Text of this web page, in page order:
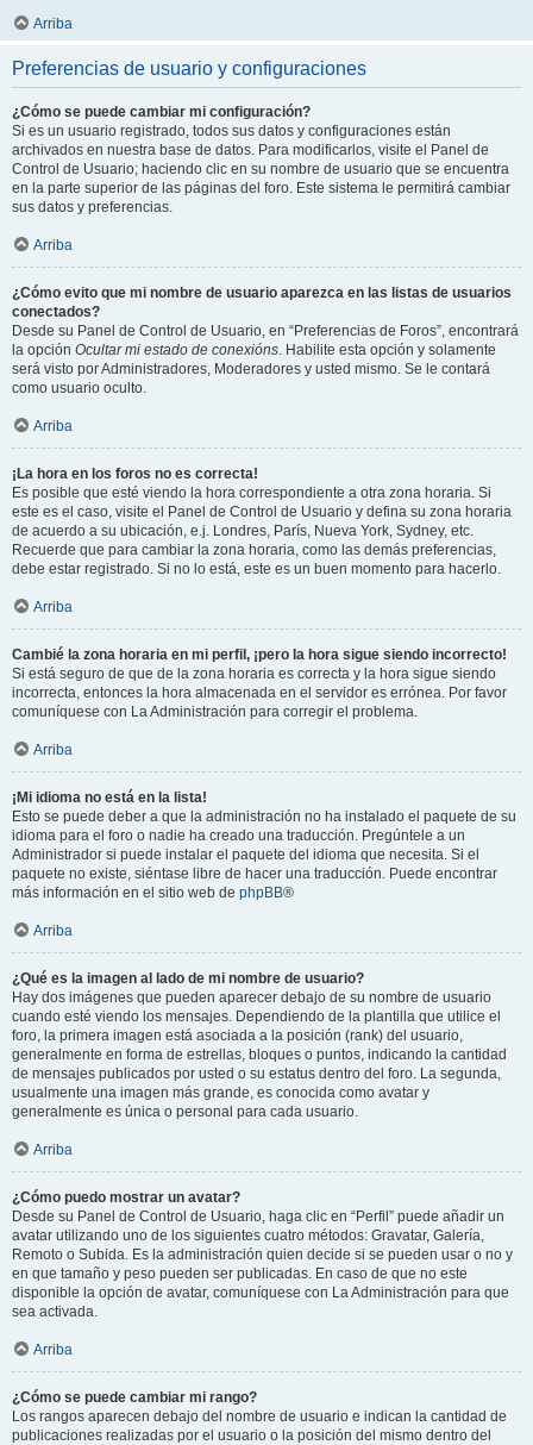
Arriba
Preferencias de usuario y configuraciones
¿Cómo se puede cambiar mi configuración?
Si es un usuario registrado, todos sus datos y configuraciones están
archivados en nuestra base de datos. Para modificarlos, visite el Panel de
Control de Usuario; haciendo clic en su nombre de usuario que se encuentra
en la parte superior de las páginas del foro. Este sistema le permitirá cambiar
sus datos y preferencias.
Arriba
¿Cómo evito que mi nombre de usuario aparezca en las listas de usuarios
conectados?
Desde su Panel de Control de Usuario, en “Preferencias de Foros”, encontrará
la opción Ocultar mi estado de conexións. Habilite esta opción y solamente
será visto por Administradores, Moderadores y usted mismo. Se le contará
como usuario oculto.
Arriba
¡La hora en los foros no es correcta!
Es posible que esté viendo la hora correspondiente a otra zona horaria. Si
este es el caso, visite el Panel de Control de Usuario y defina su zona horaria
de acuerdo a su ubicación, e.j. Londres, París, Nueva York, Sydney, etc.
Recuerde que para cambiar la zona horaria, como las demás preferencias,
debe estar registrado. Si no lo está, este es un buen momento para hacerlo.
Arriba
Cambié la zona horaria en mi perfil, ¡pero la hora sigue siendo incorrecto!
Si está seguro de que de la zona horaria es correcta y la hora sigue siendo
incorrecta, entonces la hora almacenada en el servidor es errónea. Por favor
comuníquese con La Administración para corregir el problema.
Arriba
¡Mi idioma no está en la lista!
Esto se puede deber a que la administración no ha instalado el paquete de su
idioma para el foro o nadie ha creado una traducción. Pregúntele a un
Administrador si puede instalar el paquete del idioma que necesita. Si el
paquete no existe, siéntase libre de hacer una traducción. Puede encontrar
más información en el sitio web de phpBB®
Arriba
¿Qué es la imagen al lado de mi nombre de usuario?
Hay dos imágenes que pueden aparecer debajo de su nombre de usuario
cuando esté viendo los mensajes. Dependiendo de la plantilla que utilice el
foro, la primera imagen está asociada a la posición (rank) del usuario,
generalmente en forma de estrellas, bloques o puntos, indicando la cantidad
de mensajes publicados por usted o su estatus dentro del foro. La segunda,
usualmente una imagen más grande, es conocida como avatar y
generalmente es única o personal para cada usuario.
Arriba
¿Cómo puedo mostrar un avatar?
Desde su Panel de Control de Usuario, haga clic en “Perfil” puede añadir un
avatar utilizando uno de los siguientes cuatro métodos: Gravatar, Galería,
Remoto o Subida. Es la administración quien decide si se pueden usar o no y
en que tamaño y peso pueden ser publicadas. En caso de que no este
disponible la opción de avatar, comuníquese con La Administración para que
sea activada.
Arriba
¿Cómo se puede cambiar mi rango?
Los rangos aparecen debajo del nombre de usuario e indican la cantidad de
publicaciones realizadas por el usuario o la posición del mismo dentro del